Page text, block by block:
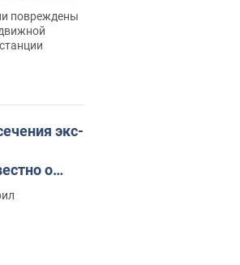
повреждены
экс-
о